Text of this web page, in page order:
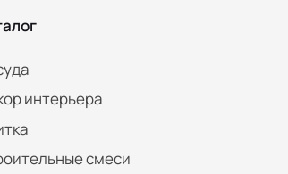
интерьера
смеси